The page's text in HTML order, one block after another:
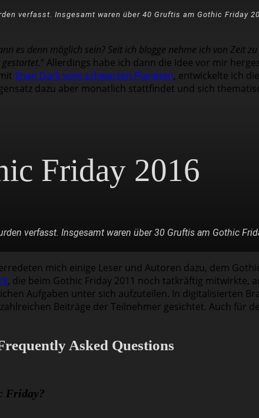
verfasst. Insgesamt waren über 40 Gruftis am Gothic Friday
es denn möglich sein? Seit ich blogge nehme ich von Zeit
“ Allerdings habe ich dann die Idee vor mir
Shan Dark vom schwarzen Planeten, entwickelte ich
dazu aber monatlich stattfindet und sich
Friday 2016
verfasst. Insgesamt waren über 30 Gruftis am Gothic
mich einige Leser und Autoren dazu, dem
, die beim Gothic Friday 2011 noch tatkräftig mitwirkte,
Aufgaben unter sich aufzuteilen. In digitalisierten
Beiträge der Teilnehmer gesichtet. Auch für
Asked Questions
Friday?